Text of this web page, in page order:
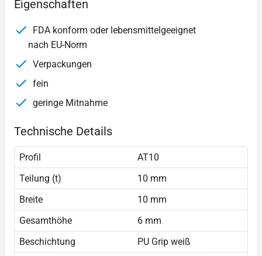
Eigenschaften
FDA konform oder lebensmittelgeeignet
nach EU-Norm
Verpackungen
fein
geringe Mitnahme
Technische Details
Profil
AT10
Teilung (t)
10 mm
Breite
10 mm
Gesamthöhe
6 mm
Beschichtung
PU Grip weiß